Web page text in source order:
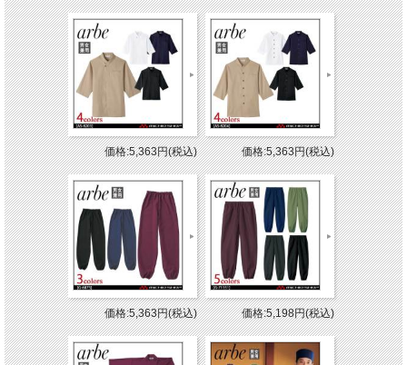
価格:5,363円(税込) 価格:5,363円(税込)
価格:5,363円(税込) 価格:5,198円(税込)